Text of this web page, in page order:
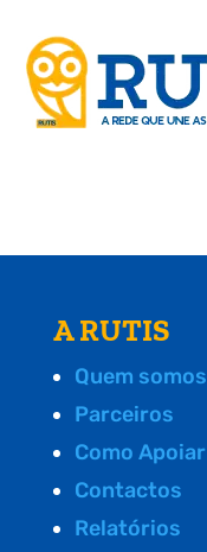
A RUTIS
Quem somos
Parceiros
Como Apoiar
Contactos
Relatórios